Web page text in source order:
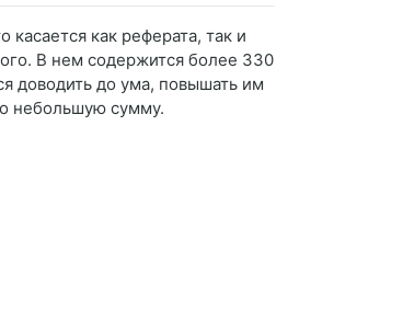
как реферата, так и
В нем содержится более 330
доводить до ума, повышать им
небольшую сумму.